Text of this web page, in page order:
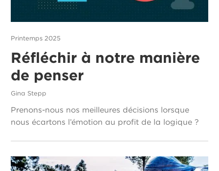
Printemps 2025
Réfléchir à notre manière
de penser
Gina Stepp
Prenons-nous nos meilleures décisions lorsque
nous écartons l’émotion au profit de la logique ?